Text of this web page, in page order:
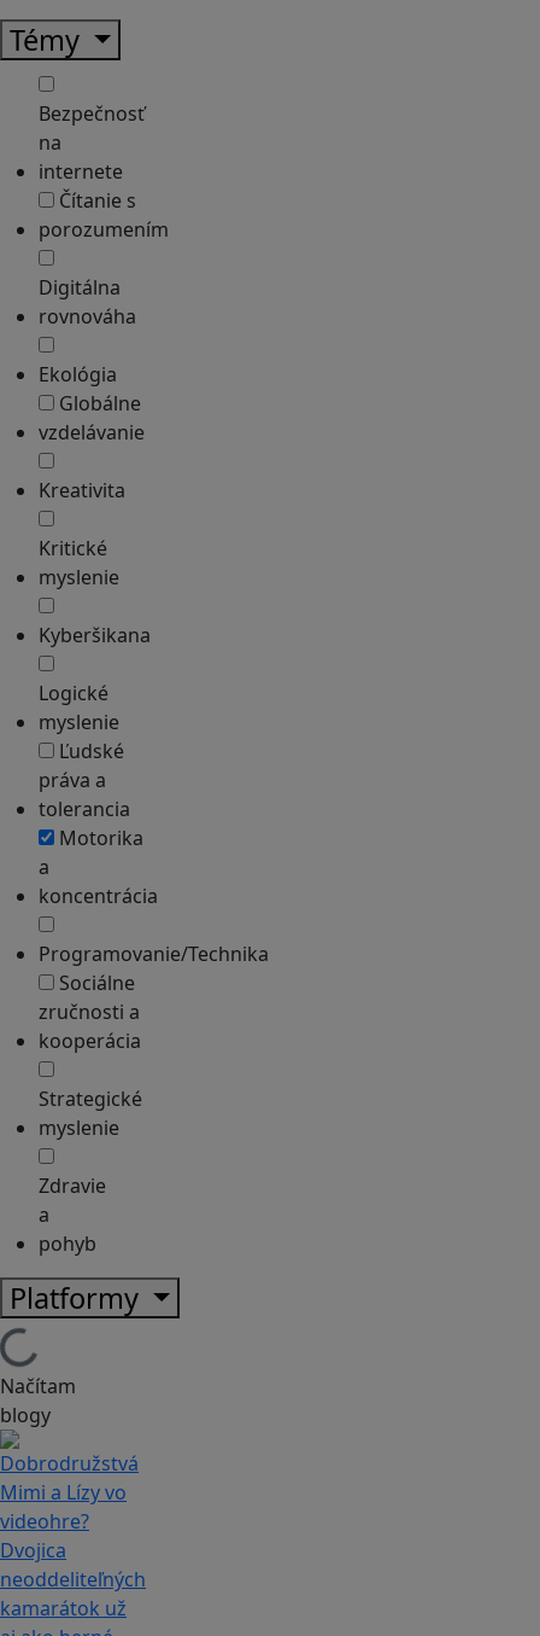
Témy
Bezpečnosť
na
internete
Čítanie s
porozumením
Digitálna
rovnováha
Ekológia
Globálne
vzdelávanie
Kreativita
Kritické
myslenie
Kyberšikana
Logické
myslenie
Ľudské
práva a
tolerancia
Motorika
a
koncentrácia
Programovanie/Technika
Sociálne
zručnosti a
kooperácia
Strategické
myslenie
Zdravie
a
pohyb
Platformy
Načítam
blogy